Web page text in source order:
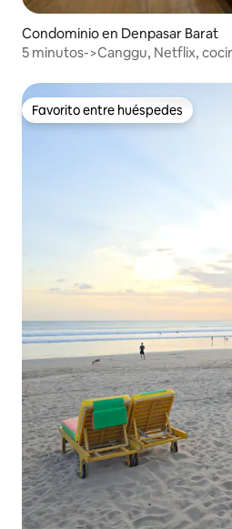
Condominio en Denpasar Barat
5 minutos->Canggu, Netflix,
Favorito entre huéspedes
Favorito entre huéspedes